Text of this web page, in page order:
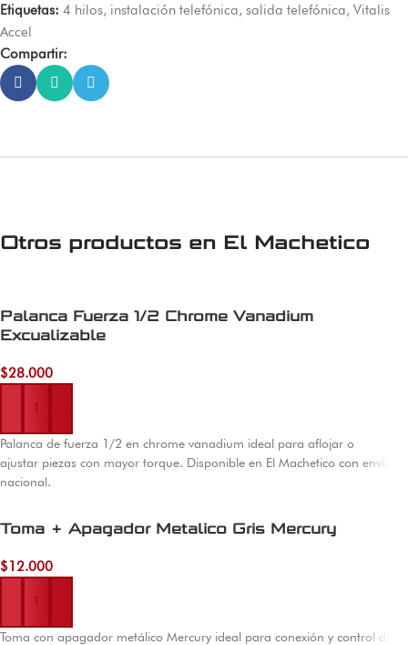
Etiquetas: 4 hilos, instalación telefónica, salida telefónica, Vitalis
Accel
Compartir:
Otros productos en El Machetico
Palanca Fuerza 1/2 Chrome Vanadium
Excualizable
$28.000
Añadir al carrito
Palanca de fuerza 1/2 en chrome vanadium ideal para aflojar o
ajustar piezas con mayor torque. Disponible en El Machetico con envío
nacional.
Toma + Apagador Metalico Gris Mercury
$12.000
Añadir al carrito
Toma con apagador metálico Mercury ideal para conexión y control de